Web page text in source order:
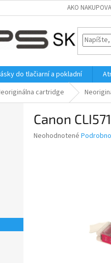
AKO
do tlačiarní a pokladní
cartridge
Canon
Priemerné
Neohodnotené